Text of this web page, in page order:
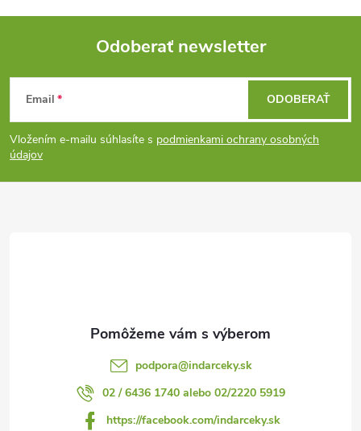
c
i
e
Z
á
p
Odoberať newsletter
Email
Vložením e-mailu súhlasíte s podmienkami ochrany osobných
údajov
ODOBERAŤ
podpora@indarceky.sk
02 / 6436 1740 alebo 02/2220 5919
https://facebook.com/indarceky.sk